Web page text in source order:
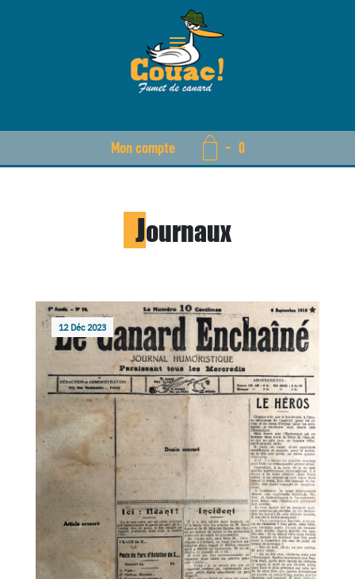
Mon compte - 0
Journaux
12 Déc 2023